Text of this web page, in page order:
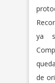
ya
de